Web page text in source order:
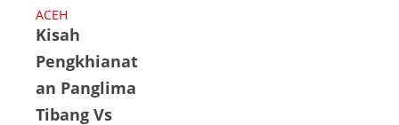
1945 dimana
pemuda-
pemuda dari
berbagai
agama, daerah,
ACEH
Kisah
Pengkhianat
an Panglima
Tibang Vs